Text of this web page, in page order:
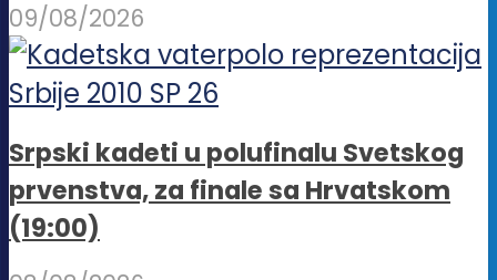
09/08/2026
Srpski kadeti u polufinalu Svetskog
prvenstva, za finale sa Hrvatskom
(19:00)